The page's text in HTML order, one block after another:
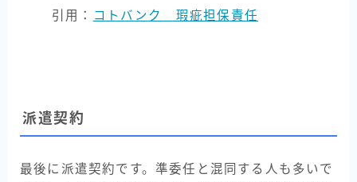
引用： コトバンク 瑕疵担保責任
派遣契約
最後に派遣契約です。準委任と混同する人も多いで